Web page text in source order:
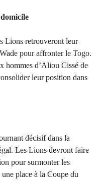
Lions retrouveront leur
pour affronter le Togo.
hommes d’Aliou Cissé de
leur position dans
décisif dans la
Les Lions devront faire
pour surmonter les
place à la Coupe du